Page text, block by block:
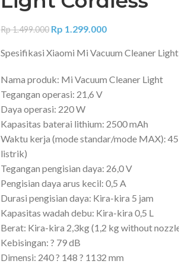
Rp1.499.000 Rp 1.299.000
Spesifikasi Xiaomi Mi Vacuum Cleaner Light
Nama produk: Mi Vacuum Cleaner Light
Tegangan operasi: 21,6 V
Daya operasi: 220 W
Kapasitas baterai lithium: 2500 mAh
Waktu kerja (mode standar/mode MAX):
listrik)
Tegangan pengisian daya: 26,0 V
Pengisian daya arus kecil: 0,5 A
Durasi pengisian daya: Kira-kira 5 jam
Kapasitas wadah debu: Kira-kira 0,5 L
Berat: Kira-kira 2,3kg (1,2 kg without
Kebisingan: ? 79 dB
Dimensi: 240 ? 148 ? 1132 mm